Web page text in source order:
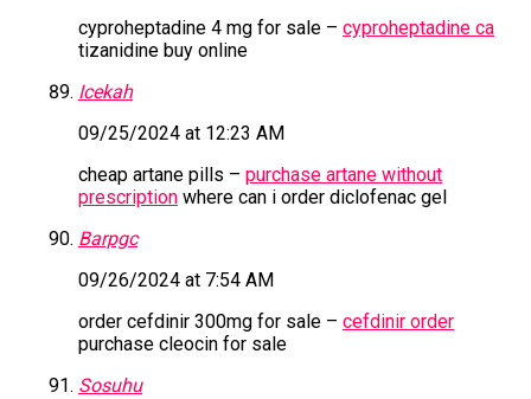
cyproheptadine 4 mg for sale – cyproheptadine ca
tizanidine buy online
Icekah
09/25/2024 at 12:23 AM
cheap artane pills – purchase artane without
prescriptionwhere can i order diclofenac gel
Barpgc
09/26/2024 at 7:54 AM
order cefdinir 300mg for sale – cefdinir order
purchase cleocin for sale
Sosuhu